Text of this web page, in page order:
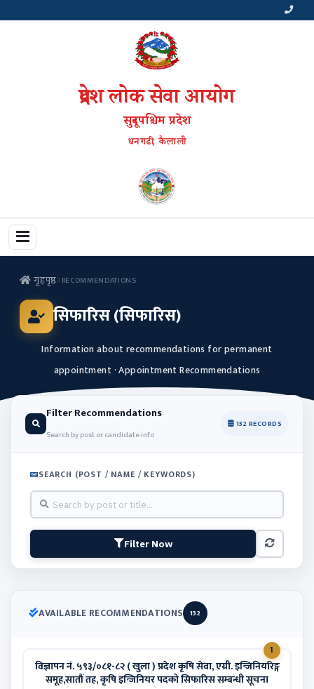
प्रदेश लोक सेवा आयोग
सुदूरपश्चिम प्रदेश
धनगढी, कैलाली
गृहपृष्ठ RECOMMENDATIONS
सिफारिस (सिफारिस)
Information about recommendations for permanent
appointment · Appointment Recommendations
Filter Recommendations
Search by post or candidate info
132 RECORDS
SEARCH (POST / NAME / KEYWORDS)
Filter Now
AVAILABLE RECOMMENDATIONS 132
1
विज्ञापन नं. ५९३/०८१-८२ ( खुला ) प्रदेश कृषि सेवा, एग्री. इन्जिनियरिङ्ग
समूह,सातौं तह, कृषि इन्जिनियर पदको सिफारिस सम्बन्धी सूचना